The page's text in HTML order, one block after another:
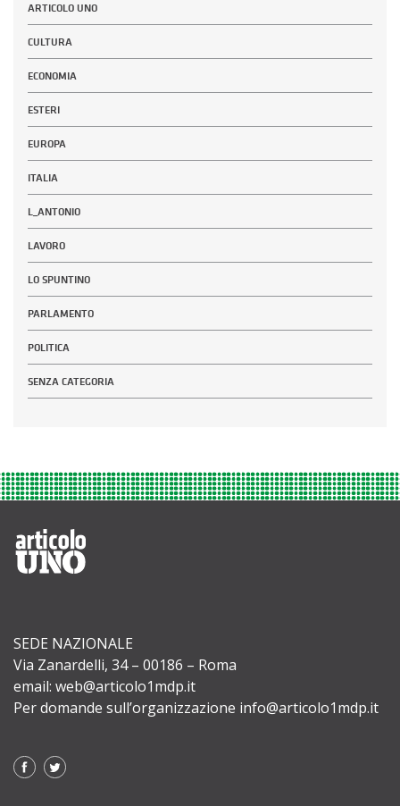
ARTICOLO UNO
CULTURA
ECONOMIA
ESTERI
EUROPA
ITALIA
L_ANTONIO
LAVORO
LO SPUNTINO
PARLAMENTO
POLITICA
SENZA CATEGORIA
SEDE NAZIONALE
Via Zanardelli, 34 – 00186 – Roma
email: web@articolo1mdp.it
Per domande sull’organizzazione info@articolo1mdp.it